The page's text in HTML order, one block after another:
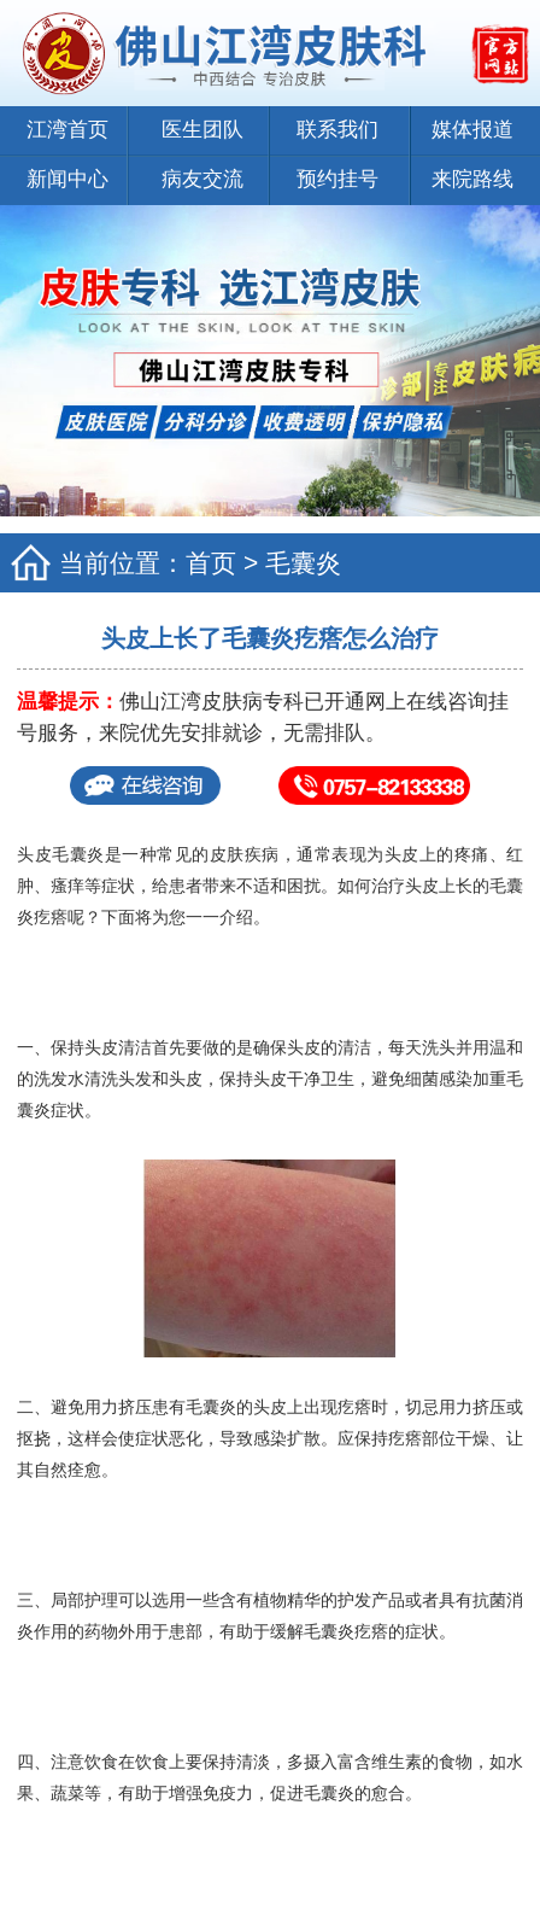
江湾首页 医生团队 联系我们 媒体报道
新闻中心 病友交流 预约挂号 来院路线
当前位置： 首页 > 毛囊炎
头皮上长了毛囊炎疙瘩怎么治疗
温馨提示： 佛山江湾皮肤病专科已开通网上在线咨询挂
号服务，来院优先安排就诊，无需排队。
头皮毛囊炎是一种常见的皮肤疾病，通常表现为头皮上的疼痛、红
肿、瘙痒等症状，给患者带来不适和困扰。如何治疗头皮上长的毛囊
炎疙瘩呢？下面将为您一一介绍。
一、保持头皮清洁首先要做的是确保头皮的清洁，每天洗头并用温和
的洗发水清洗头发和头皮，保持头皮干净卫生，避免细菌感染加重毛
囊炎症状。
二、避免用力挤压患有毛囊炎的头皮上出现疙瘩时，切忌用力挤压或
抠挠，这样会使症状恶化，导致感染扩散。应保持疙瘩部位干燥、让
其自然痊愈。
三、局部护理可以选用一些含有植物精华的护发产品或者具有抗菌消
炎作用的药物外用于患部，有助于缓解毛囊炎疙瘩的症状。
四、注意饮食在饮食上要保持清淡，多摄入富含维生素的食物，如水
果、蔬菜等，有助于增强免疫力，促进毛囊炎的愈合。